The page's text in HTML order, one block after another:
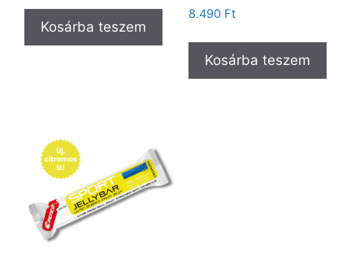
Kosárba teszem
8.490 Ft
Kosárba teszem